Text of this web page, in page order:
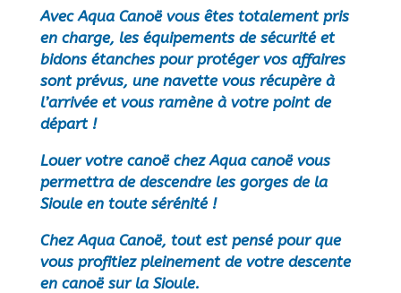
Avec Aqua Canoëvous êtes totalement pris
en charge, les équipements de sécurité et
bidons étanches pour protéger vos affaires
sont prévus, une navette vous récupère à
l’arrivée et vous ramène à votre point de
départ !
Louer votre canoë chez Aqua canoë vous
permettra de descendre les gorges de la
Sioule en toute sérénité !
Chez Aqua Canoë, tout est pensé pour que
vous profitiez pleinement de votre descente
en canoë sur la Sioule.